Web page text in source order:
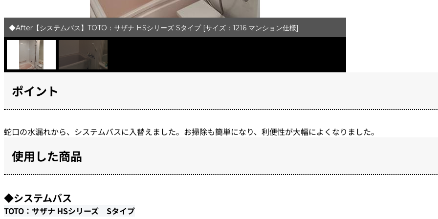
◆After【システムバス】TOTO：サザナ HSシリーズ Sタイプ [サイズ：1216 マンション仕様]
ポイント
蛇口の水漏れから、システムバスに入替えました。お掃除も簡単になり、利便性が大幅によくなりました。
使用した商品
◆システムバス
TOTO：サザナ HSシリーズ Sタイプ